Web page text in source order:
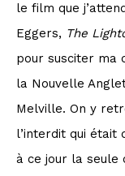
le film que
Eggers, The
pour susciter ma
la Nouvelle
Melville. On y
l’interdit qui était
à ce jour la seule